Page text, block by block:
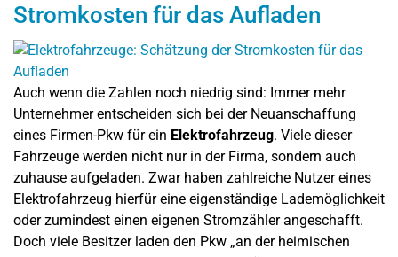
Stromkosten für das Aufladen
Auch wenn die Zahlen noch niedrig sind: Immer mehr
Unternehmer entscheiden sich bei der Neuanschaffung
eines Firmen-Pkw für ein Elektrofahrzeug. Viele dieser
Fahrzeuge werden nicht nur in der Firma, sondern auch
zuhause aufgeladen. Zwar haben zahlreiche Nutzer eines
Elektrofahrzeug hierfür eine eigenständige Lademöglichkeit
oder zumindest einen eigenen Stromzähler angeschafft.
Doch viele Besitzer laden den Pkw „an der heimischen